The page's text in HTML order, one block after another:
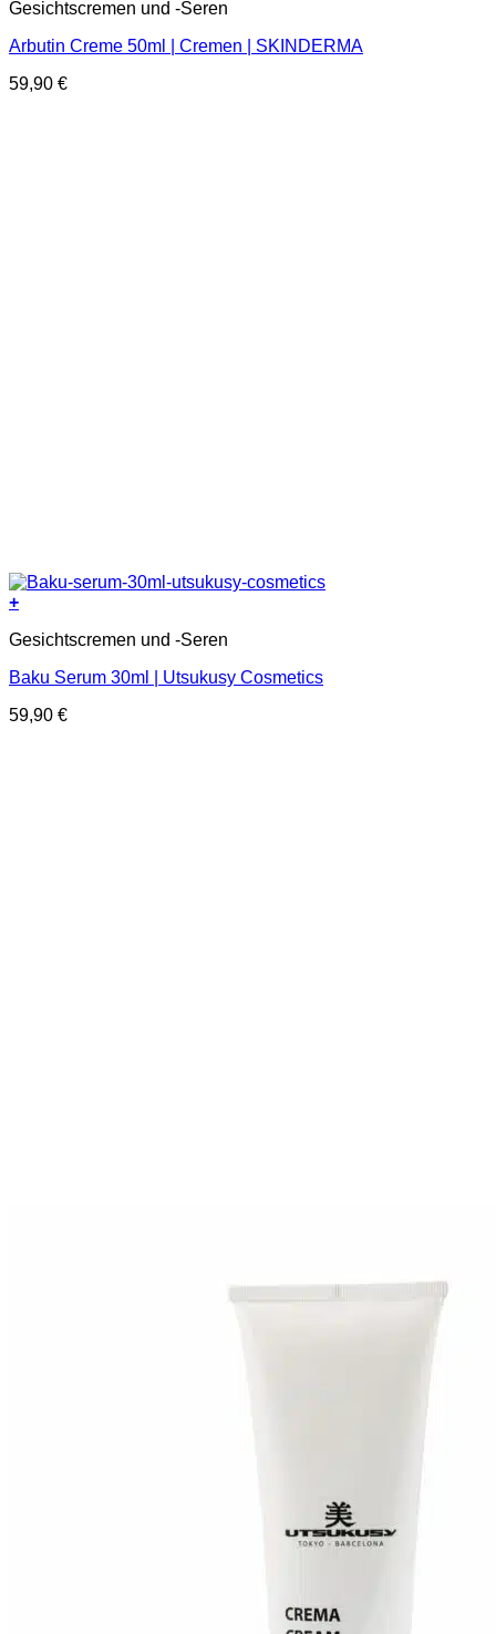
Gesichtscremen und -Seren
Arbutin Creme 50ml | Cremen | SKINDERMA
59,90 €
+
Gesichtscremen und -Seren
Baku Serum 30ml | Utsukusy Cosmetics
59,90 €